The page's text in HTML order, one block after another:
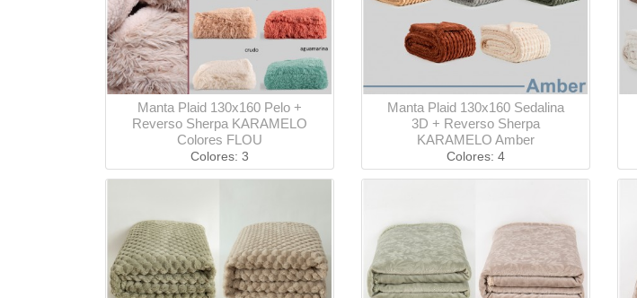
Manta Plaid 130x160 Pelo +
Reverso Sherpa KARAMELO
Colores FLOU
Colores: 3
Manta Plaid 130x160 Sedalina
3D + Reverso Sherpa
KARAMELO Amber
Colores: 4